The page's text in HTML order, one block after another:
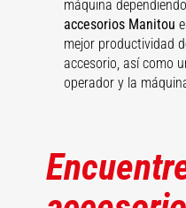
máquina
accesorios Manitou
mejor productividad
accesorio, así como
operador y la